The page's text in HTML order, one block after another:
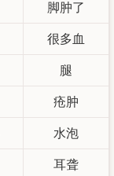
脚肿了
很多血
腿
疮肿
水泡
耳聋